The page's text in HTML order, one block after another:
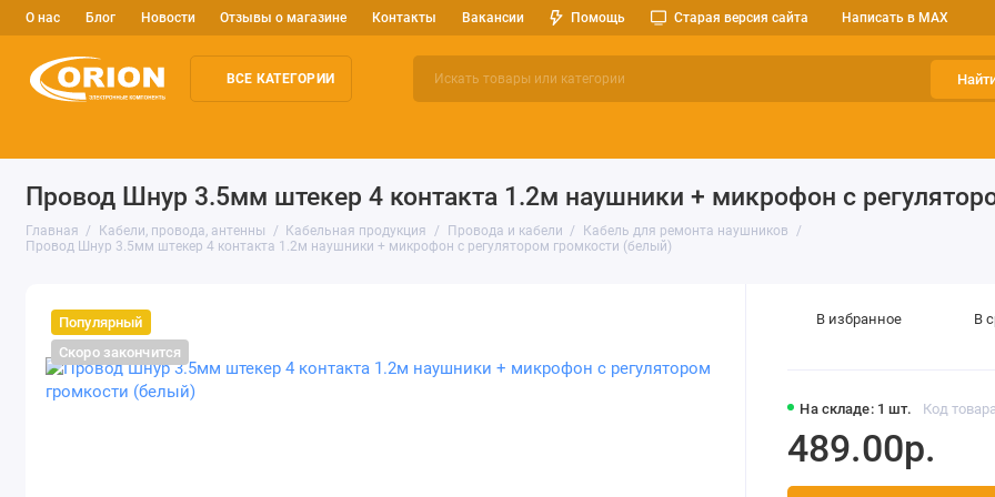
О нас Блог Новости Отзывы о магазине Контакты Вакансии Помощь Старая версия сайта Написать в MAX
ВСЕ КАТЕГОРИИ
Провод Шнур 3.5мм штекер 4 контакта 1.2м наушники + микрофон с
Главная Кабели, провода, антенны Кабельная продукция Провода и кабели
Кабель для ремонта наушников
Провод Шнур 3.5мм штекер 4 контакта 1.2м наушники + микрофон с регулятором громкости (белый)
Популярный
Скоро закончится
На складе: 1 шт. Код
489.00р.
В избранное В